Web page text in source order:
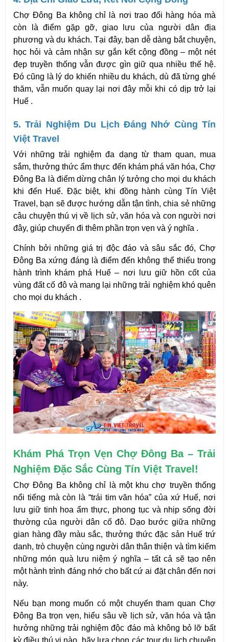
Chợ Đông Ba không chỉ là nơi trao đổi hàng hóa mà
còn là điểm gặp gỡ, giao lưu của người dân địa
phương và du khách. Tại đây, bạn dễ dàng bắt chuyện,
học hỏi và cảm nhận sự gắn kết cộng đồng – một nét
đẹp truyền thống vẫn được gìn giữ qua nhiều thế hệ.
Đó cũng là lý do khiến nhiều du khách, dù đã từng ghé
thăm, vẫn muốn quay lại nơi đây mỗi khi có dịp trở lại
Huế .
5. Trải Nghiệm Du Lịch Đáng Nhớ Cùng Tín
Việt Travel
Với những trải nghiệm đa dạng từ tham quan, mua
sắm, thưởng thức ẩm thực đến khám phá văn hóa, Chợ
Đông Ba là điểm dừng chân lý tưởng cho mọi du khách
khi đến Huế. Đặc biệt, khi đồng hành cùng Tín Việt
Travel, bạn sẽ được hướng dẫn tận tình, chia sẻ những
câu chuyện thú vị về lịch sử, văn hóa và con người nơi
đây, giúp chuyến đi thêm phần trọn vẹn và ý nghĩa .
Chính bởi những giá trị độc đáo và sâu sắc đó, Chợ
Đông Ba xứng đáng là điểm đến không thể thiếu trong
hành trình khám phá Huế – nơi lưu giữ hồn cốt của
vùng đất cố đô và mang lại những trải nghiệm khó quên
cho mọi du khách .
Khám Phá Trọn Vẹn Chợ Đông Ba – Trải
Nghiệm Đặc Sắc Cùng Tín Việt Travel!
Chợ Đông Ba không chỉ là một khu chợ truyền thống
nổi tiếng mà còn là “trái tim văn hóa” của xứ Huế, nơi
lưu giữ tinh hoa ẩm thực, phong tục và nhịp sống đời
thường của người dân cố đô. Dạo bước giữa những
gian hàng đầy màu sắc, thưởng thức đặc sản Huế trứ
danh, trò chuyện cùng người dân thân thiện và tìm kiếm
những món quà lưu niệm ý nghĩa – tất cả sẽ tạo nên
một hành trình đáng nhớ cho bất cứ ai đặt chân đến nơi
này.
Nếu bạn mong muốn có một chuyến tham quan Chợ
Đông Ba trọn vẹn, hiểu sâu về lịch sử, văn hóa và tận
hưởng những trải nghiệm độc đáo mà không bỏ lỡ bất